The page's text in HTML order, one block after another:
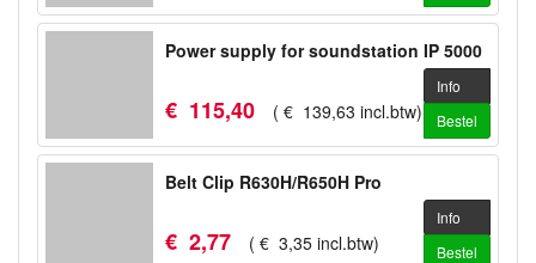
Power supply for soundstation IP 5000
€ 115,40 ( € 139,63 incl.btw)
Info
Bestel
Belt Clip R630H/R650H Pro
€ 2,77 ( € 3,35 incl.btw)
Info
Bestel